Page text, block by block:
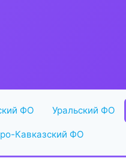
ФО Уральский ФО
Кавказский ФО